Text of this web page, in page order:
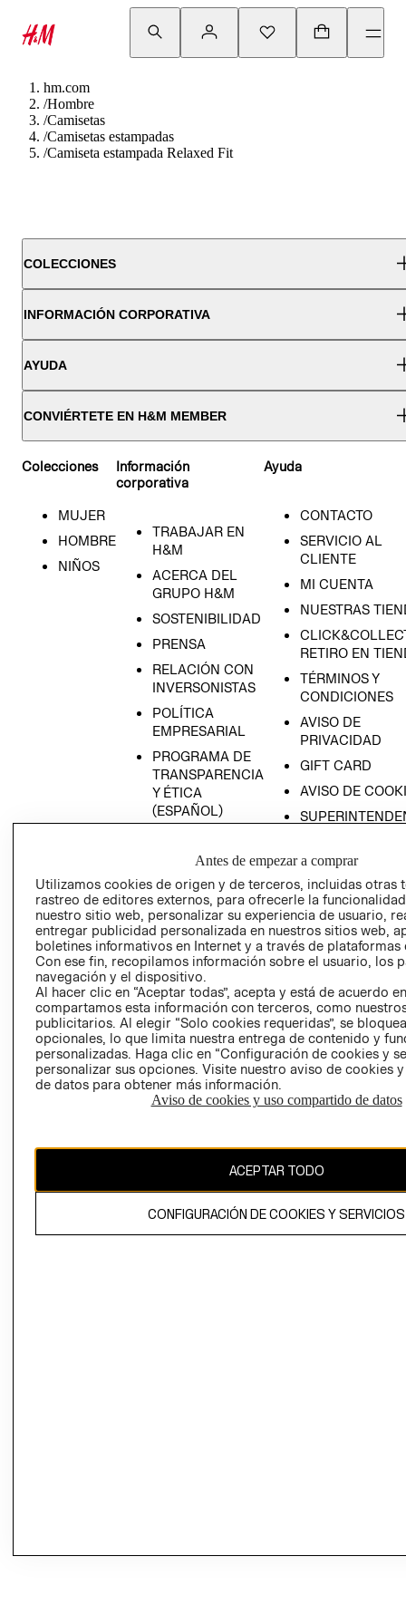
hm.com
/Hombre
/Camisetas
/Camisetas estampadas
/Camiseta estampada Relaxed Fit
COLECCIONES
INFORMACIÓN CORPORATIVA
AYUDA
CONVIÉRTETE EN H&M MEMBER
Colecciones
MUJER
HOMBRE
NIÑOS
Información
corporativa
TRABAJAR EN
H&M
ACERCA DEL
GRUPO H&M
SOSTENIBILIDAD
PRENSA
RELACIÓN CON
INVERSONISTAS
POLÍTICA
EMPRESARIAL
PROGRAMA DE
TRANSPARENCIA
Y ÉTICA
(ESPAÑOL)
TRANSPARENCIA
Ayuda
CONTACTO
SERVICIO AL
CLIENTE
MI CUENTA
NUESTRAS
RETIRO EN
TÉRMINOS Y
CONDICIONES
AVISO DE
PRIVACIDAD
GIFT CARD
AVISO DE
PETICIONES
QUEJAS Y
RECLAMOS
Colombia ($)
CAMBIAR REGIÓN
El contenido de esta página web está protegido por copyright y es
propiedad de H&M Hennes & Mauritz AB.
Antes de empezar a comprar
Utilizamos cookies de origen y de terceros, incluidas otras
rastreo de editores externos, para ofrecerle la
nuestro sitio web, personalizar su experiencia de usuario,
entregar publicidad personalizada en nuestros sitios web,
boletines informativos en Internet y a través de plataformas
Con ese fin, recopilamos información sobre el usuario, los
navegación y el dispositivo.
Al hacer clic en “Aceptar todas”, acepta y está de acuerdo
compartamos esta información con terceros, como
publicitarios. Al elegir “Solo cookies requeridas”, se
opcionales, lo que limita nuestra entrega de contenido y
personalizadas. Haga clic en “Configuración de cookies y
personalizar sus opciones. Visite nuestro aviso de cookies
de datos para obtener más información.
Aviso de cookies y uso compartido de datos
ACEPTAR TODO
CONFIGURACIÓN DE COOKIES Y SERVICIOS